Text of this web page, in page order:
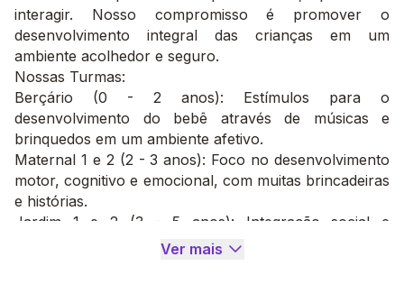
interagir. Nosso compromisso é promover o
desenvolvimento integral das crianças em um
ambiente acolhedor e seguro.
Nossas Turmas:
Berçário (0 - 2 anos): Estímulos para o
desenvolvimento do bebê através de músicas e
brinquedos em um ambiente afetivo.
Maternal 1 e 2 (2 - 3 anos): Foco no desenvolvimento
motor, cognitivo e emocional, com muitas brincadeiras
e histórias.
Jardim 1 e 2 (3 - 5 anos): Integração social e
exploração da identidade, com introdução à escrita e
Ver mais